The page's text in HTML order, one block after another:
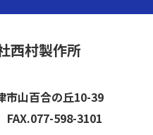
西村製作所
市山百合の丘10-39
598-3101